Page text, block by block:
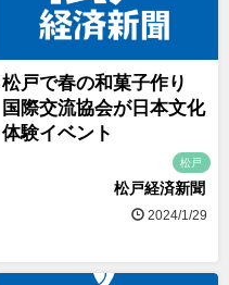
松戸で春の和菓子作り
国際交流協会が日本文化
体験イベント
松戸
松戸経済新聞
2024/1/29